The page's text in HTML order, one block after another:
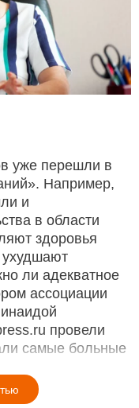
уже перешли в
Например,
и
в области
здоровья
ли адекватное
ассоциации
провели
самые больные